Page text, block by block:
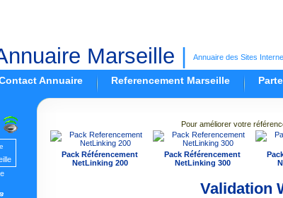
Marseille Annuaire des Sites
Annuaire Referencement Marseille
Pour améliorer votre
Pack Référencement
NetLinking 200
Pack Référencement
NetLinking 300
Validation